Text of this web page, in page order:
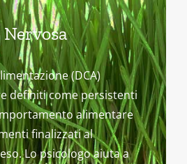
(DCA)
definiti come persistenti
alimentare
finalizzati al
Lo psicologo aiuta a